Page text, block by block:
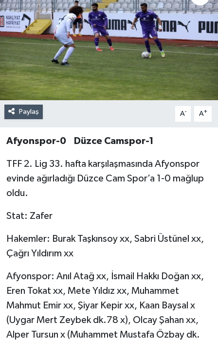
Paylaş A- A+
Afyonspor-0 Düzce Camspor-1
TFF 2. Lig 33. hafta karşılaşmasında Afyonspor
evinde ağırladığı Düzce Cam Spor’a 1-0 mağlup
oldu.
Stat: Zafer
Hakemler: Burak Taşkınsoy xx, Sabri Üstünel xx,
Çağrı Yıldırım xx
Afyonspor: Anıl Atağ xx, İsmail Hakkı Doğan xx,
Eren Tokat xx, Mete Yıldız xx, Muhammet
Mahmut Emir xx, Şiyar Kepir xx, Kaan Baysal x
(Uygar Mert Zeybek dk.78 x), Olcay Şahan xx,
Alper Tursun x (Muhammet Mustafa Özbay dk.